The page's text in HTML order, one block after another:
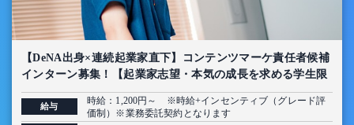
【DeNA出身×連続起業家直下】コンテンツマーケ責任者候補
インターン募集！【起業家志望・本気の成長を求める学生限
定】
給与
時給：1,200円～ ※時給+インセンティブ（グレード評
価制）※業務委託契約となります